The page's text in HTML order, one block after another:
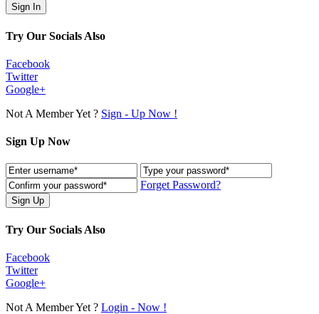
Try Our Socials Also
Facebook
Twitter
Google+
Not A Member Yet ? Sign - Up Now !
Sign Up Now
Forget Password?
Try Our Socials Also
Facebook
Twitter
Google+
Not A Member Yet ? Login - Now !